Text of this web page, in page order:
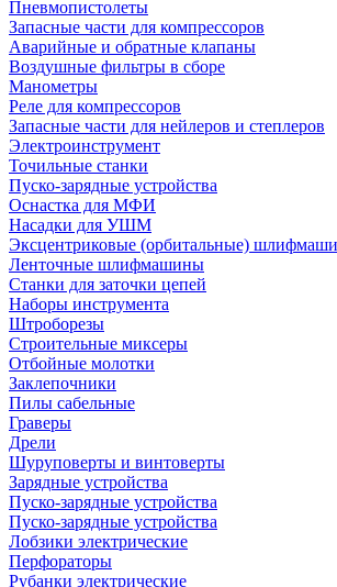
Пневмопистолеты
Запасные части для компрессоров
Аварийные и обратные клапаны
Воздушные фильтры в сборе
Манометры
Реле для компрессоров
Запасные части для нейлеров и степлеров
Электроинструмент
Точильные станки
Пуско-зарядные устройства
Оснастка для МФИ
Насадки для УШМ
Эксцентриковые (орбитальные)
Ленточные шлифмашины
Станки для заточки цепей
Наборы инструмента
Штроборезы
Строительные миксеры
Отбойные молотки
Заклепочники
Пилы сабельные
Граверы
Дрели
Шуруповерты и винтоверты
Зарядные устройства
Пуско-зарядные устройства
Пуско-зарядные устройства
Лобзики электрические
Перфораторы
Рубанки электрические